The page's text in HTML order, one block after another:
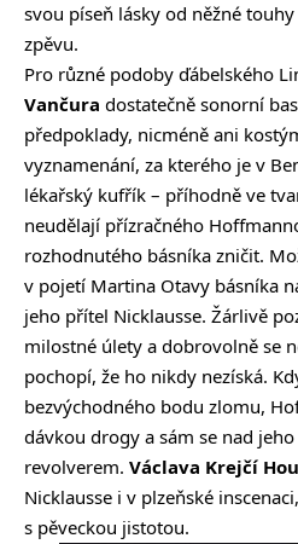
svou píseň lásky od něžné
zpěvu.
Pro různé podoby ďábelského
Vančura dostatečně sonorní
předpoklady, nicméně ani
vyznamenání, za kterého je v
lékařský kufřík – příhodně ve
neudělají přízračného
rozhodnutého básníka zničit.
v pojetí Martina Otavy básníka
jeho přítel Nicklausse. Žárlivě
milostné úlety a dobrovolně se
pochopí, že ho nikdy nezíská.
bezvýchodného bodu zlomu,
dávkou drogy a sám se nad
revolverem. Václava Krejčí
Nicklausse i v plzeňské
s pěveckou jistotou.